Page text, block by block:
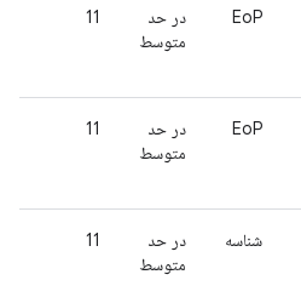
EoP
در حد
متوسط
11
EoP
در حد
متوسط
11
شناسه
در حد
متوسط
11